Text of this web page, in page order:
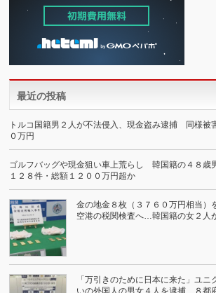
最近の投稿
トルコ国籍男２人が不法侵入、現金盗み逮捕 同様被
０万円
ゴルフバッグや現金狙い車上荒らし 韓国籍の４８
１２８件・総額１２００万円超か
金の地金８枚（３７６０万円相当）
空港の税関検査へ…韓国籍の女２人
「万引きのために日本に来た」ユ
いの外国人の男女４人を逮捕…８都